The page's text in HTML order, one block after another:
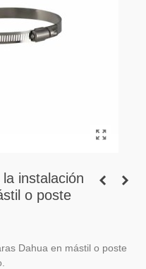
instalación
o poste
Dahua en mástil o poste